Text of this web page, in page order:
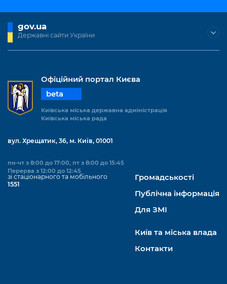
gov.ua
Державні сайти України
Офіційний портал Києва
beta
Київська міська державна адміністрація
Київська міська рада
вул. Хрещатик, 36, м. Київ, 01001
пн-чт з 8:00 до 17:00, пт з 8:00 до 15:45
Перерва з 12:00 до 12:45
зі стаціонарного та мобільного
1551
Громадськості
Публічна інформація
Для ЗМІ
Київ та міська влада
Контакти